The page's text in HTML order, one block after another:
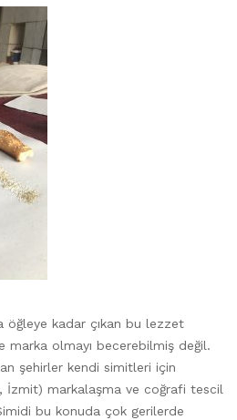
öğleye kadar çıkan bu lezzet
marka olmayı becerebilmiş değil.
şehirler kendi simitleri için
İzmit) markalaşma ve coğrafi tescil
bu konuda çok gerilerde